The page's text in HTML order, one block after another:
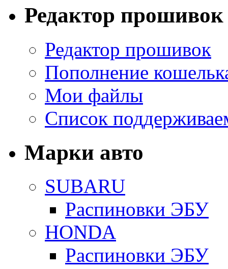
Редактор прошивок
Редактор прошивок
Пополнение
Мои файлы
Список
Марки авто
SUBARU
Распиновки ЭБУ
HONDA
Распиновки ЭБУ